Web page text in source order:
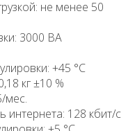
не менее 50
3000 ВА
+45 °C
кг ±10 %
мес.
интернета: 128 кбит/с